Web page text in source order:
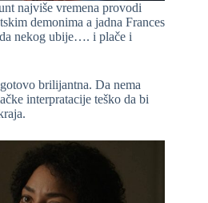
najviše vremena provodi
demonima a jadna Frances
da nekog ubije…. i plače i
brilijantna. Da nema
interpratacije teško da bi